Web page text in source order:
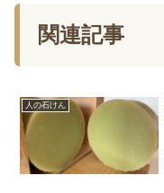
関連記事
人の石けん